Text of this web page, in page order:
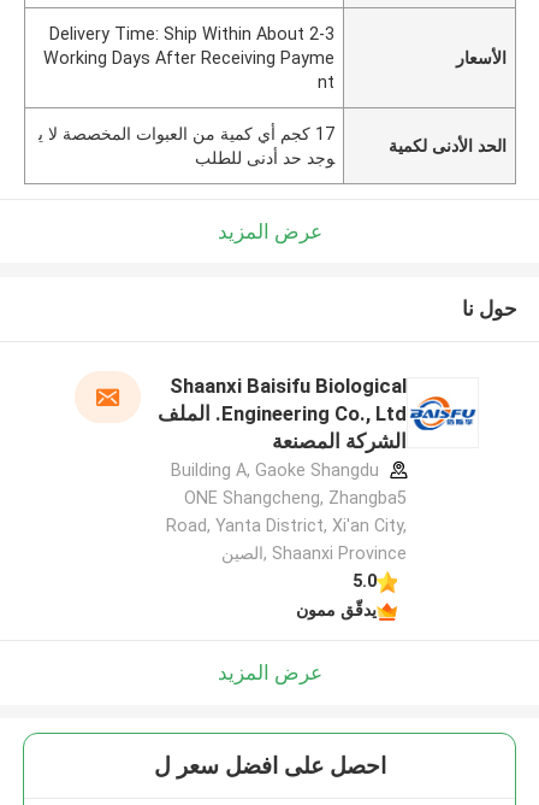
الأسعار
Delivery Time: Ship Within About 2-3
Working Days After Receiving Payme
nt
الحد الأدنى لكمية
17 كجم أي كمية من العبوات المخصصة لا ي
وجد حد أدنى للطلب
عرض المزيد
حول نا
Shaanxi Baisifu Biological
Engineering Co., Ltd. الملف
الشركة المصنعة
Building A, Gaoke Shangdu
ONE Shangcheng, Zhangba5
Road, Yanta District, Xi'an City,
Shaanxi Province ,الصين
5.0
يدقّق ممون
عرض المزيد
احصل على افضل سعر ل